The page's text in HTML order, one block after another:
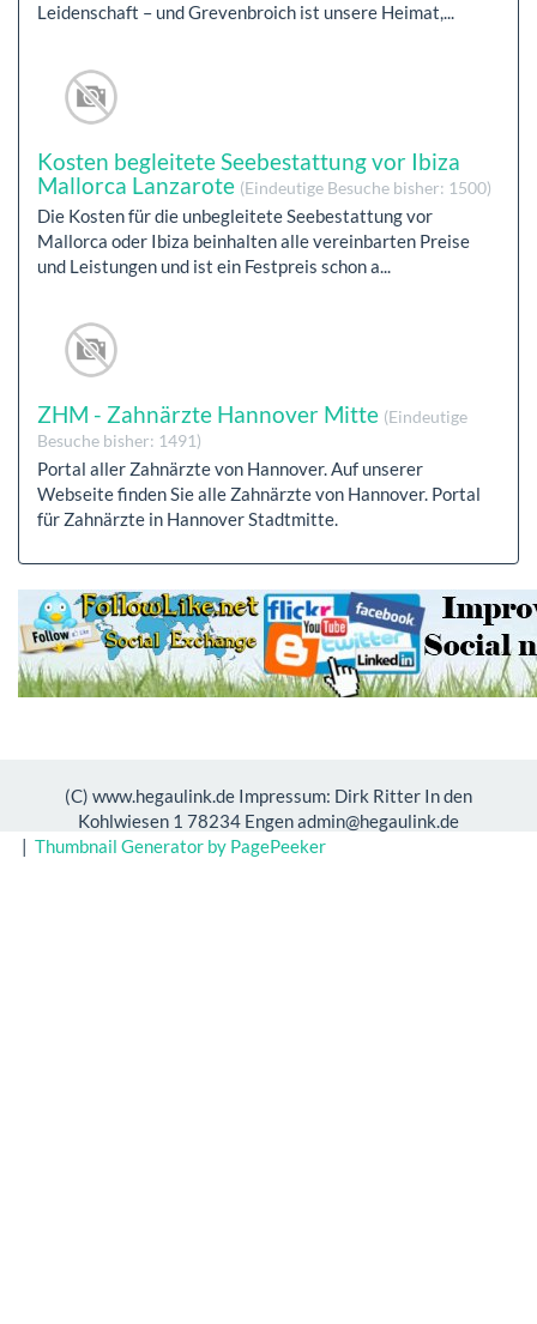
Leidenschaft – und Grevenbroich ist unsere Heimat,...
Kosten begleitete Seebestattung vor Ibiza
Mallorca Lanzarote (Eindeutige Besuche bisher: 1500)
Die Kosten für die unbegleitete Seebestattung vor
Mallorca oder Ibiza beinhalten alle vereinbarten Preise
und Leistungen und ist ein Festpreis schon a...
ZHM - Zahnärzte Hannover Mitte (Eindeutige
Besuche bisher: 1491)
Portal aller Zahnärzte von Hannover. Auf unserer
Webseite finden Sie alle Zahnärzte von Hannover. Portal
für Zahnärzte in Hannover Stadtmitte.
(C) www.hegaulink.de Impressum: Dirk Ritter In den
Kohlwiesen 1 78234 Engen admin@hegaulink.de
| Thumbnail Generator by PagePeeker